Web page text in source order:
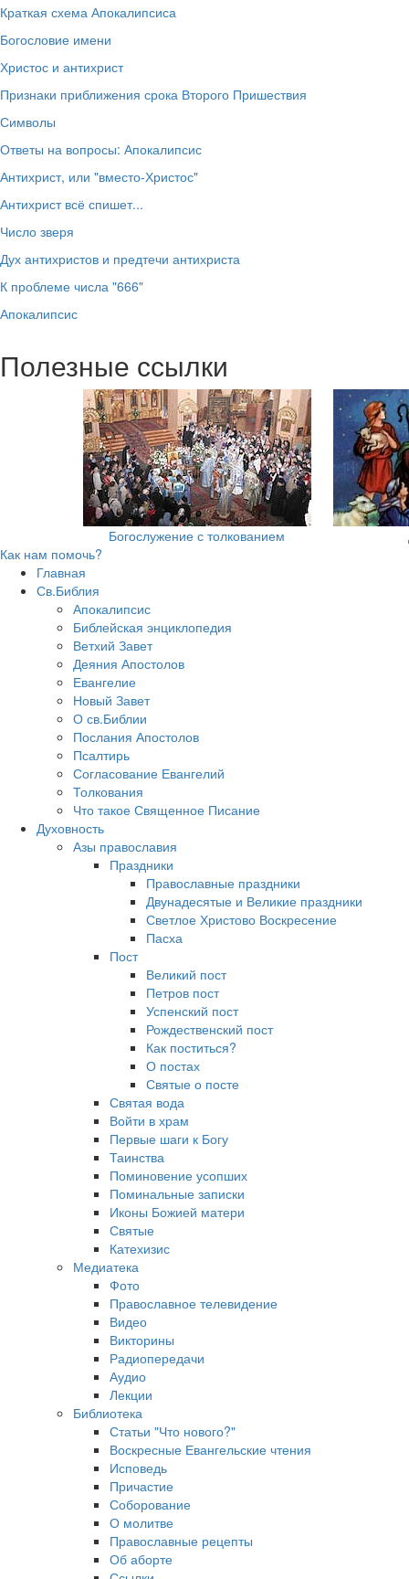
Краткая схема Апокалипсиса
Богословие имени
Христос и антихрист
Признаки приближения срока Второго Пришествия
Символы
Ответы на вопросы: Апокалипсис
Антихрист, или "вместо-Христос"
Антихрист всё спишет...
Число зверя
Дух антихристов и предтечи антихриста
К проблеме числа "666"
Апокалипсис
Полезные ссылки
Богослужение с толкованием
Как нам помочь?
Главная
Св.Библия
Апокалипсис
Библейская энциклопедия
Ветхий Завет
Деяния Апостолов
Евангелие
Новый Завет
О св.Библии
Послания Апостолов
Псалтирь
Согласование Евангелий
Толкования
Что такое Священное Писание
Духовность
Азы православия
Праздники
Православные праздники
Двунадесятые и Великие праздники
Светлое Христово Воскресение
Пасха
Пост
Великий пост
Петров пост
Успенский пост
Рождественский пост
Как поститься?
О постах
Святые о посте
Святая вода
Войти в храм
Первые шаги к Богу
Таинства
Поминовение усопших
Поминальные записки
Иконы Божией матери
Святые
Катехизис
Медиатека
Фото
Православное телевидение
Видео
Викторины
Радиопередачи
Аудио
Лекции
Библиотека
Статьи "Что нового?"
Воскресные Евангельские чтения
Исповедь
Причастие
Соборование
О молитве
Православные рецепты
Об аборте